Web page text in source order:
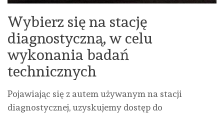
Wybierz się na stację
diagnostyczną, w celu
wykonania badań
technicznych
Pojawiając się z autem używanym na stacji
diagnostycznej, uzyskujemy dostęp do